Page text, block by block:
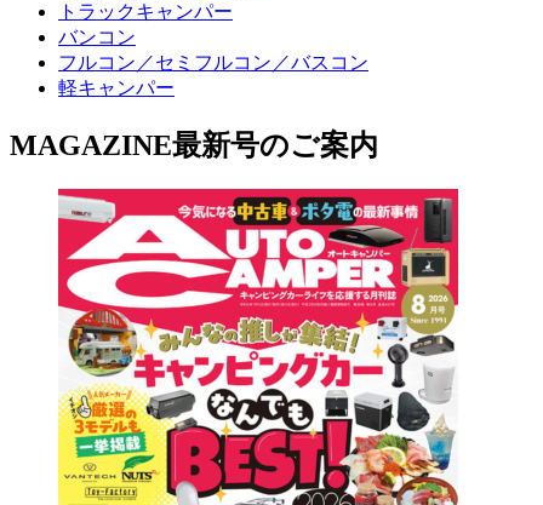
トラックキャンパー
バンコン
フルコン／セミフルコン／バスコン
軽キャンパー
MAGAZINE最新号のご案内